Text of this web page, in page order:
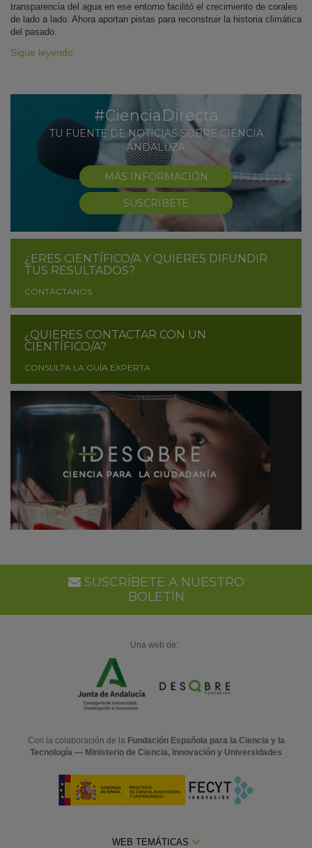
transparencia del agua en ese entorno facilitó el crecimiento de corales
de lado a lado. Ahora aportan pistas para reconstruir la historia climática
del pasado.
Sigue leyendo
#CienciaDirecta
TU FUENTE DE NOTICIAS SOBRE CIENCIA
ANDALUZA
MÁS INFORMACIÓN
SUSCRÍBETE
¿ERES CIENTÍFICO/A Y QUIERES DIFUNDIR
TUS RESULTADOS?
CONTÁCTANOS
¿QUIERES CONTACTAR CON UN
CIENTÍFICO/A?
CONSULTA LA GUÍA EXPERTA
SUSCRÍBETE A NUESTRO
BOLETÍN
Una web de:
Con la colaboración de la Fundación Española para la Ciencia y la
Tecnología — Ministerio de Ciencia, Innovación y Universidades
WEB TEMÁTICAS